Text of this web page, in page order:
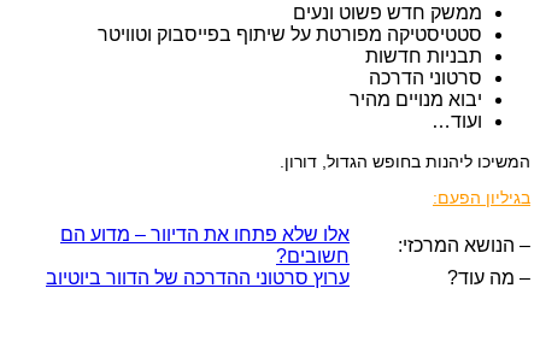
ממשק חדש פשוט ונעים
סטטיסטיקה מפורטת על שיתוף בפייסבוק וטוויטר
תבניות חדשות
סרטוני הדרכה
יבוא מנויים מהיר
ועוד…
המשיכו ליהנות בחופש הגדול, דורון.
בגיליון הפעם:
– הנושא המרכזי:
אלו שלא פתחו את הדיוור – מדוע הם
חשובים?
– מה עוד?
ערוץ סרטוני ההדרכה של הדוור ביוטיוב